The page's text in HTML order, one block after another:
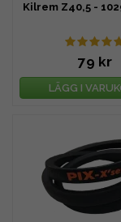
Kilrem Z40,5 -
79 kr
LÄGG I